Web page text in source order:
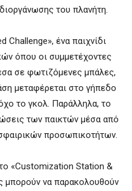
του πλανήτη.
Challenge», ένα παιχνίδι
όπου οι συμμετέχοντες
σε φωτιζόμενες μπάλες,
μεταφέρεται στο γήπεδο
το γκολ. Παράλληλα, το
των παικτών μέσα από
προσωπικοτήτων.
«Customization Station &
μπορούν να παρακολουθούν